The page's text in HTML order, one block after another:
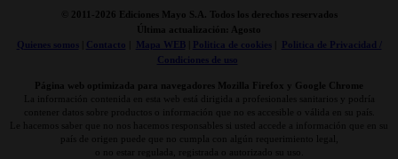
© 2011-2026 Ediciones Mayo S.A. Todos los derechos reservados
Última actualización: Agosto
Quienes somos| Contacto Mapa WEB| Politica de cookies|
Politica de Privacidad /
Condiciones de uso
Página web optimizada para navegadores Mozilla Firefox y Google Chrome
La información contenida en esta web está dirigida a profesionales sanitarios y podría
contener datos sobre productos o información que no es accesible o válida en su país.
Le hacemos saber que no nos hacemos responsables si usted accede a información que en su
país de origen puede que no cumpla con algún requerimiento legal,
o no estar regulada, registrada o autorizado su uso.